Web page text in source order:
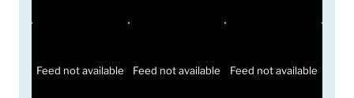
Feed not available Feed not available Feed not available